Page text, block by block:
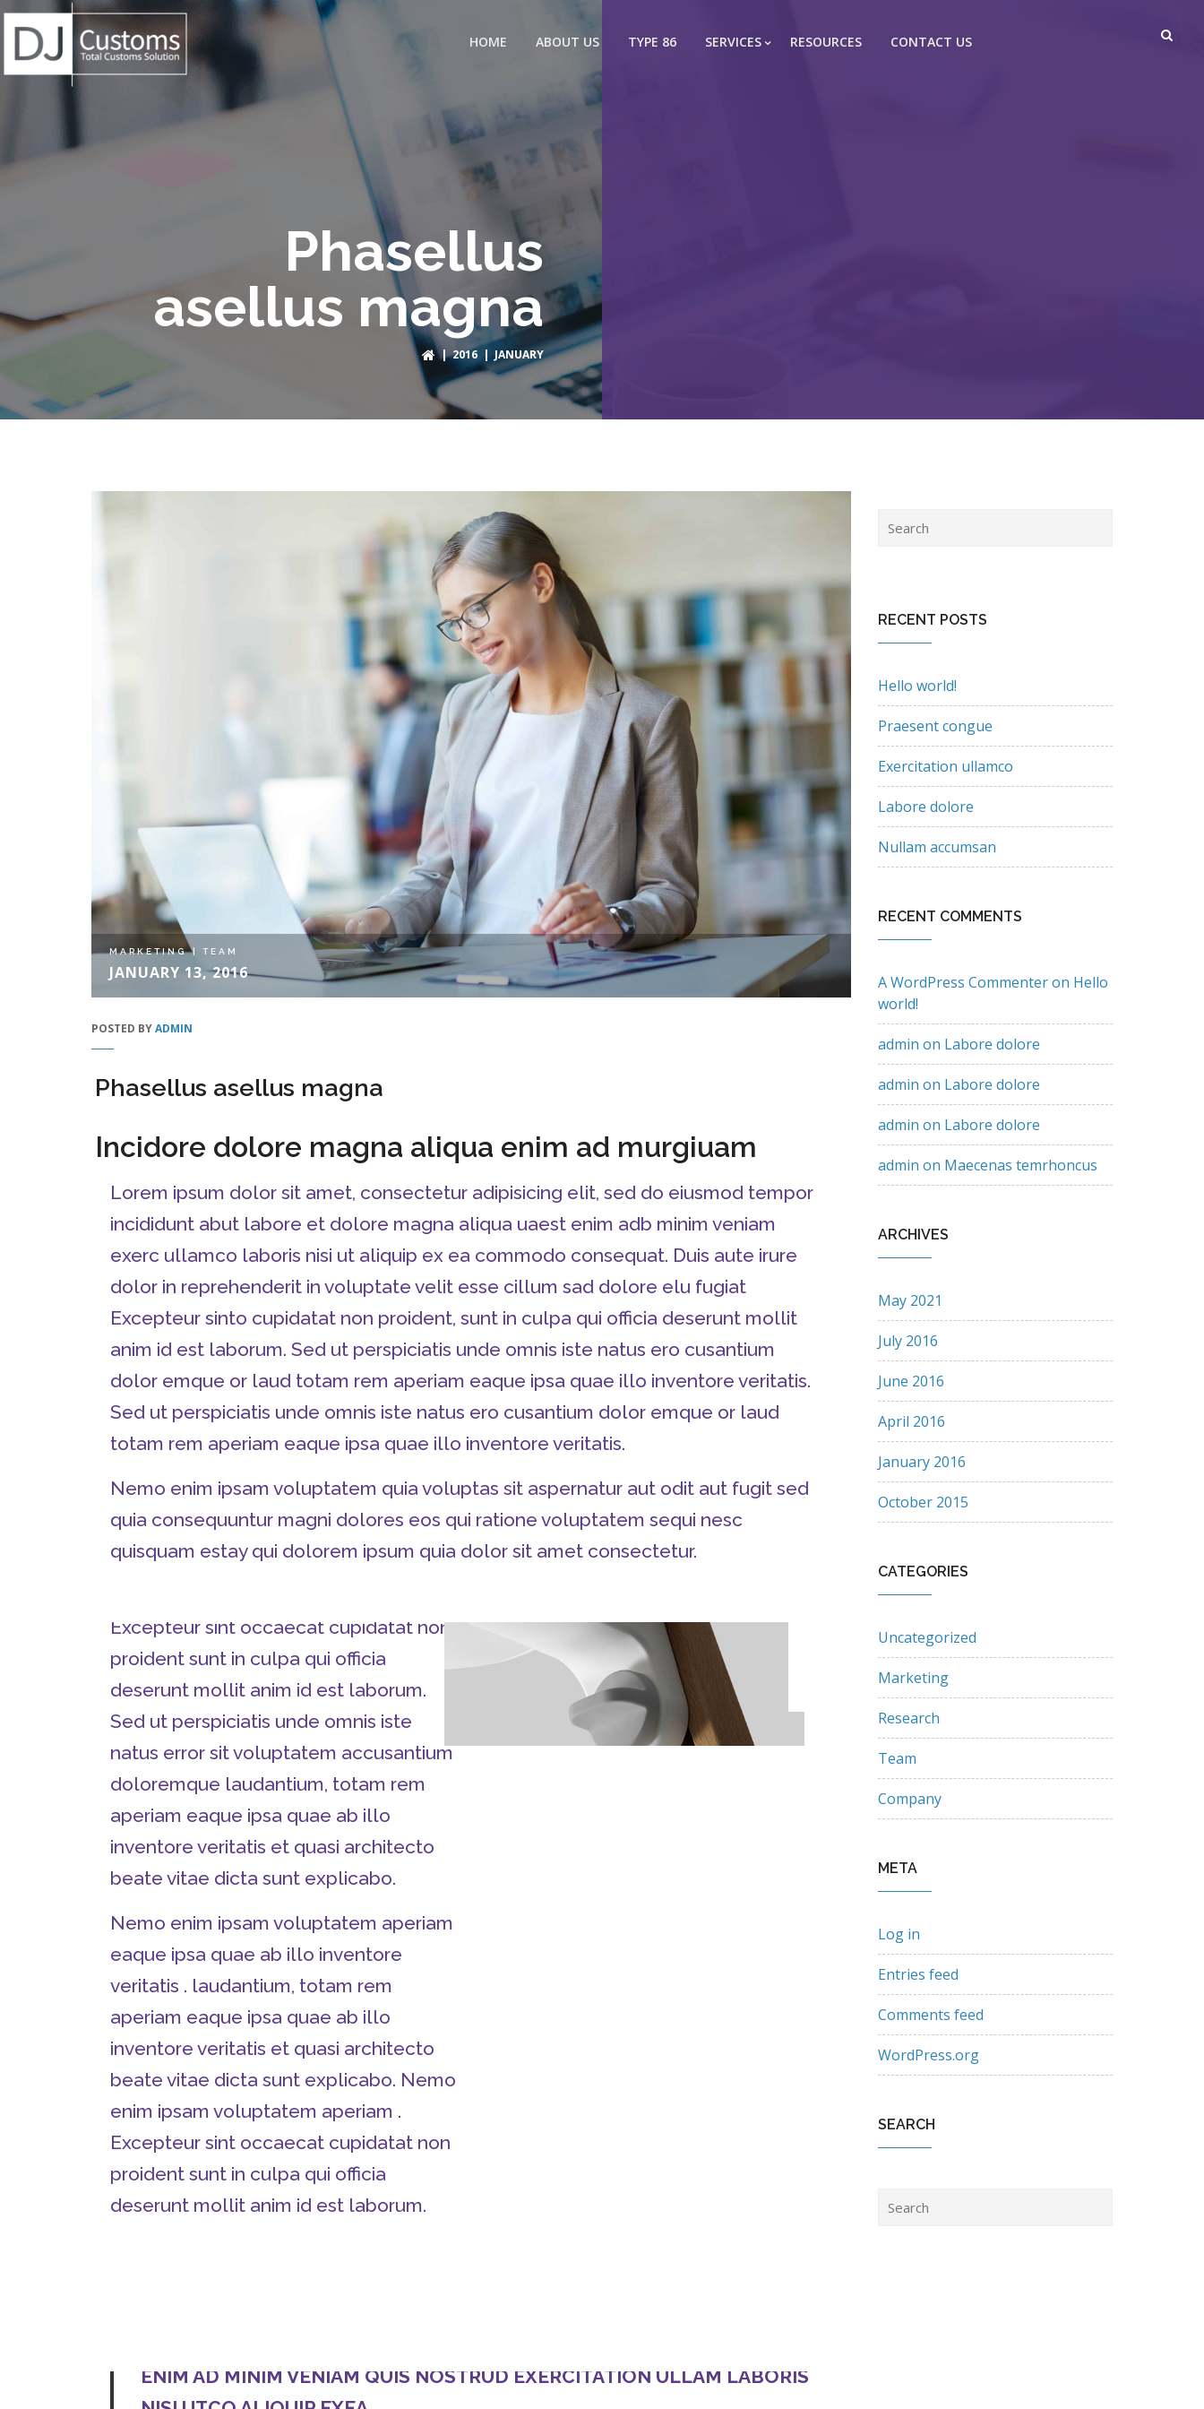
HOME ABOUT US TYPE 86 SERVICES RESOURCES CONTACT US
Phasellus
asellus magna
|2016 | JANUARY
MARKETING TEAM
JANUARY 13, 2016
POSTED BYADMIN
Phasellus asellus magna
Incidore dolore magna aliqua enim ad murgiuam
Lorem ipsum dolor sit amet, consectetur adipisicing elit, sed do eiusmod tempor
incididunt abut labore et dolore magna aliqua uaest enim adb minim veniam
exerc ullamco laboris nisi ut aliquip ex ea commodo consequat. Duis aute irure
dolor in reprehenderit in voluptate velit esse cillum sad dolore elu fugiat
Excepteur sinto cupidatat non proident, sunt in culpa qui officia deserunt mollit
anim id est laborum. Sed ut perspiciatis unde omnis iste natus ero cusantium
dolor emque or laud totam rem aperiam eaque ipsa quae illo inventore veritatis.
Sed ut perspiciatis unde omnis iste natus ero cusantium dolor emque or laud
totam rem aperiam eaque ipsa quae illo inventore veritatis.
Nemo enim ipsam voluptatem quia voluptas sit aspernatur aut odit aut fugit sed
quia consequuntur magni dolores eos qui ratione voluptatem sequi nesc
quisquam estay qui dolorem ipsum quia dolor sit amet consectetur.
Excepteur sint occaecat cupidatat non
proident sunt in culpa qui officia
deserunt mollit anim id est laborum.
Sed ut perspiciatis unde omnis iste
natus error sit voluptatem accusantium
doloremque laudantium, totam rem
aperiam eaque ipsa quae ab illo
inventore veritatis et quasi architecto
beate vitae dicta sunt explicabo.
Nemo enim ipsam voluptatem aperiam
eaque ipsa quae ab illo inventore
veritatis . laudantium, totam rem
aperiam eaque ipsa quae ab illo
inventore veritatis et quasi architecto
beate vitae dicta sunt explicabo. Nemo
enim ipsam voluptatem aperiam .
Excepteur sint occaecat cupidatat non
proident sunt in culpa qui officia
deserunt mollit anim id est laborum.
ENIM AD MINIM VENIAM QUIS NOSTRUD EXERCITATION ULLAM LABORIS
RECENT POSTS
Hello world!
Praesent congue
Exercitation ullamco
Labore dolore
Nullam accumsan
RECENT COMMENTS
A WordPress Commenteron Hello
world!
admin on Labore dolore
admin on Labore dolore
admin on Labore dolore
admin on Maecenas temrhoncus
ARCHIVES
May 2021
July 2016
June 2016
April 2016
January 2016
October 2015
CATEGORIES
Uncategorized
Marketing
Research
Team
Company
META
Log in
Entries feed
Comments feed
WordPress.org
SEARCH